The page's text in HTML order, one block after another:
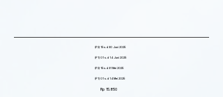
(P2) 15 s.d 30 Juni 2025
(P1) 01 s.d 14 Juni 2025
(P2) 15 s.d 31 Mei 2025
(P1) 01 s.d 14 Mei 2025
Rp 15.850